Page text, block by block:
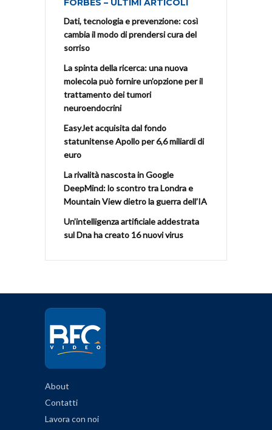
FORBES – ULTIMI ARTICOLI
Dati, tecnologia e prevenzione: così
cambia il modo di prendersi cura del
sorriso
La spinta della ricerca: una nuova
molecola può fornire un’opzione per il
trattamento dei tumori
neuroendocrini
EasyJet acquisita dal fondo
statunitense Apollo per 6,6 miliardi di
euro
La rivalità nascosta in Google
DeepMind: lo scontro tra Londra e
Mountain View dietro la guerra dell’IA
Un’intelligenza artificiale addestrata
sul Dna ha creato 16 nuovi virus
About
Contatti
Lavora con noi